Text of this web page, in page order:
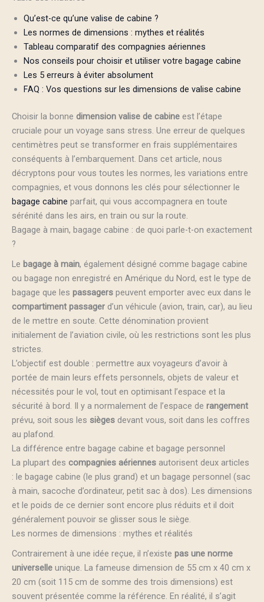
Qu’est-ce qu’une valise de cabine ?
Les normes de dimensions : mythes et réalités
Tableau comparatif des compagnies aériennes
Nos conseils pour choisir et utiliser votre bagage cabine
Les 5 erreurs à éviter absolument
FAQ : Vos questions sur les dimensions de valise cabine
Choisir la bonne dimension valise de cabine est l’étape
cruciale pour un voyage sans stress. Une erreur de quelques
centimètres peut se transformer en frais supplémentaires
conséquents à l’embarquement. Dans cet article, nous
décryptons pour vous toutes les normes, les variations entre
compagnies, et vous donnons les clés pour sélectionner le
bagage cabine parfait, qui vous accompagnera en toute
sérénité dans les airs, en train ou sur la route.
Bagage à main, bagage cabine : de quoi parle-t-on exactement
?
Le bagage à main, également désigné comme bagage cabine
ou bagage non enregistré en Amérique du Nord, est le type de
bagage que les passagers peuvent emporter avec eux dans le
compartiment passager d’un véhicule (avion, train, car), au lieu
de le mettre en soute. Cette dénomination provient
initialement de l’aviation civile, où les restrictions sont les plus
strictes.
L’objectif est double : permettre aux voyageurs d’avoir à
portée de main leurs effets personnels, objets de valeur et
nécessités pour le vol, tout en optimisant l’espace et la
sécurité à bord. Il y a normalement de l’espace de rangement
prévu, soit sous les sièges devant vous, soit dans les coffres
au plafond.
La différence entre bagage cabine et bagage personnel
La plupart des compagnies aériennes autorisent deux articles
: le bagage cabine (le plus grand) et un bagage personnel (sac
à main, sacoche d’ordinateur, petit sac à dos). Les dimensions
et le poids de ce dernier sont encore plus réduits et il doit
généralement pouvoir se glisser sous le siège.
Les normes de dimensions : mythes et réalités
Contrairement à une idée reçue, il n’existe pas une norme
universelle unique. La fameuse dimension de 55 cm x 40 cm x
20 cm (soit 115 cm de somme des trois dimensions) est
souvent présentée comme la référence. En réalité, il s’agit